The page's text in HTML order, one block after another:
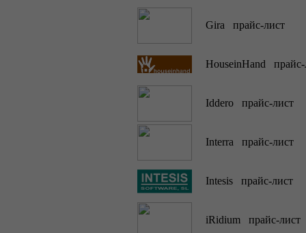
Gira прайс-лист
HouseinHand прайс-
Iddero прайс-лист
Interra прайс-лист
Intesis прайс-лист
iRidium прайс-лист